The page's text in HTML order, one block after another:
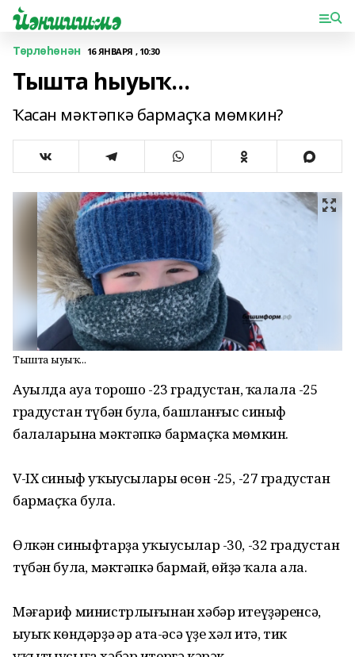
Төрлөһөнән 16 ЯНВАРЯ , 10:30
Тышта һыуыҡ...
Ҡасан мәктәпкә бармаҫҡа мөмкин?
Тышта һыуыҡ...
Ауылда һауа торошо -23 градустан, ҡалала -25
градустан түбән булһа, башланғыс синыф
балаларына мәктәпкә бармаҫҡа мөмкин.
V-IX синыф уҡыусылары өсөн -25, -27 градустан
бармаҫҡа була.
Өлкән cиныфтарҙа уҡыусылар -30, -32 градустан
түбән булһа, мәктәпкә бармай, өйҙә ҡала ала.
Мәғариф министрлығынан хәбәр итеүҙәренсә,
һыуыҡ көндәрҙә һәр ата-әсә үҙе хәл итә, тик